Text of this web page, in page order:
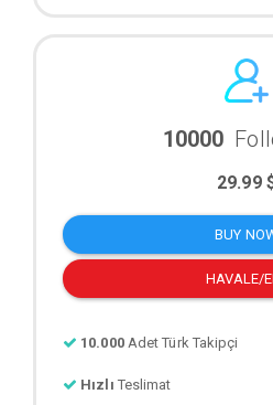
10000
29.99
BUY
HAVALE/
10.000 Adet Türk Takipçi
Hızlı Teslimat